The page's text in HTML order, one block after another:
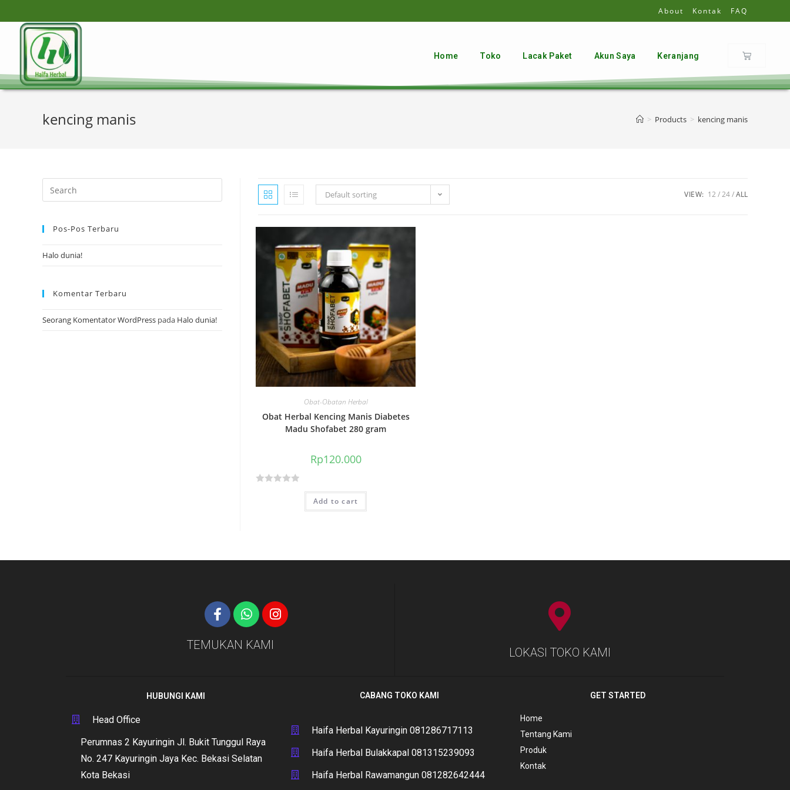
About Kontak FAQ
Home Toko Lacak Paket Akun Saya Keranjang
kencing manis > Products > kencing manis
Default sorting VIEW: 12 24 ALL
Obat-Obatan Herbal
Obat Herbal Kencing Manis Diabetes
Madu Shofabet 280 gram
Rp120.000
o
f
Add to cart
Pos-Pos Terbaru
Halo dunia!
Komentar Terbaru
Seorang Komentator WordPress pada Halo dunia!
TEMUKAN KAMI
LOKASI TOKO KAMI
HUBUNGI KAMI
Head Office
Perumnas 2 Kayuringin Jl. Bukit Tunggul Raya
No. 247 Kayuringin Jaya Kec. Bekasi Selatan
Kota Bekasi
CABANG TOKO KAMI
Haifa Herbal Kayuringin 081286717113
Haifa Herbal Bulakkapal 081315239093
Haifa Herbal Rawamangun 081282642444
GET STARTED
Home
Tentang Kami
Produk
Kontak